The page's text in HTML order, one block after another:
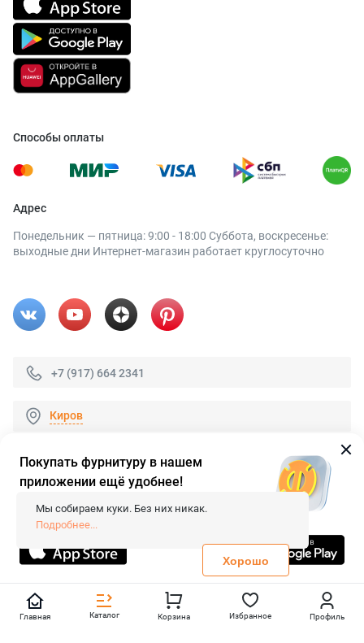
Способы оплаты
Адрес
Понедельник — пятница: 9:00 - 18:00 Суббота, воскресенье:
выходные дни Интернет-магазин работает круглосуточно
+7 (917) 664 2341
Киров
© 2026 «FieraShop.ru»
Сопровождение сайта
- Вебформат.
Все права защищены.
Не является публичной офертой
Политика конфиденциальности
Главная Каталог Корзина Избранное Профиль
Покупать фурнитуру в нашем
приложении ещё удобнее!
Мы собираем куки. Без них никак.
Подробнее...
Хорошо